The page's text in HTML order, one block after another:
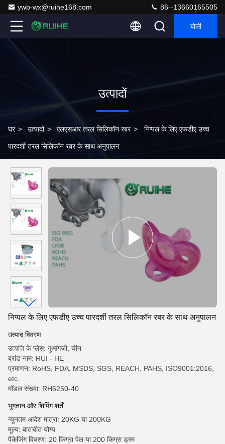
ywb-wx@ruihe168.com 86--13660165505
बोली
उत्पादों
घर > उत्पादों > एलएसआर तरल सिलिकॉन रबर > निप्पल के लिए एफडीए उच्च
पारदर्शी तरल सिलिकॉन रबर के साथ अनुपालन
निप्पल के लिए एफडीए उच्च पारदर्शी तरल सिलिकॉन रबर के साथ अनुपालन
उत्पाद विवरण
उत्पत्ति के प्लेस: गुआंगज़ौ, चीन
ब्रांड नाम: RUI - HE
प्रमाणन: RoHS, FDA, MSDS, SGS, REACH, PAHS, ISO9001:2016,
etc.
मॉडल संख्या: RH6250-40
भुगतान और शिपिंग शर्तें
न्यूनतम आदेश मात्रा: 20KG या 200KG
मूल्य: बातचीत योग्य
पैकेजिंग विवरण: 20 किग्रा पेल या 200 किग्रा ड्रम